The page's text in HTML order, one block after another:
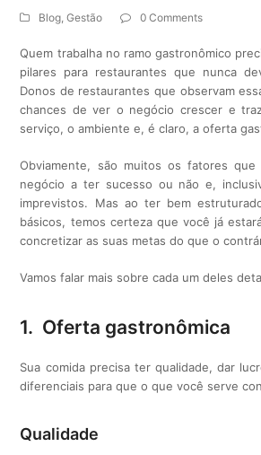
Blog,Gestão 0 Comments
Quem trabalha no ramo gastronômico
pilares para restaurantes que nunca
Donos de restaurantes que observam
chances de ver o negócio crescer e
serviço, o ambiente e, é claro, a oferta
Obviamente, são muitos os fatores que
negócio a ter sucesso ou não e,
imprevistos. Mas ao ter bem
básicos, temos certeza que você já
concretizar as suas metas do que o
Vamos falar mais sobre cada um deles
1. Oferta gastronômica
Sua comida precisa ter qualidade, dar
diferenciais para que o que você serve
Qualidade